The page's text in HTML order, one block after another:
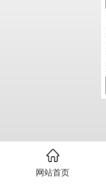
网站首页